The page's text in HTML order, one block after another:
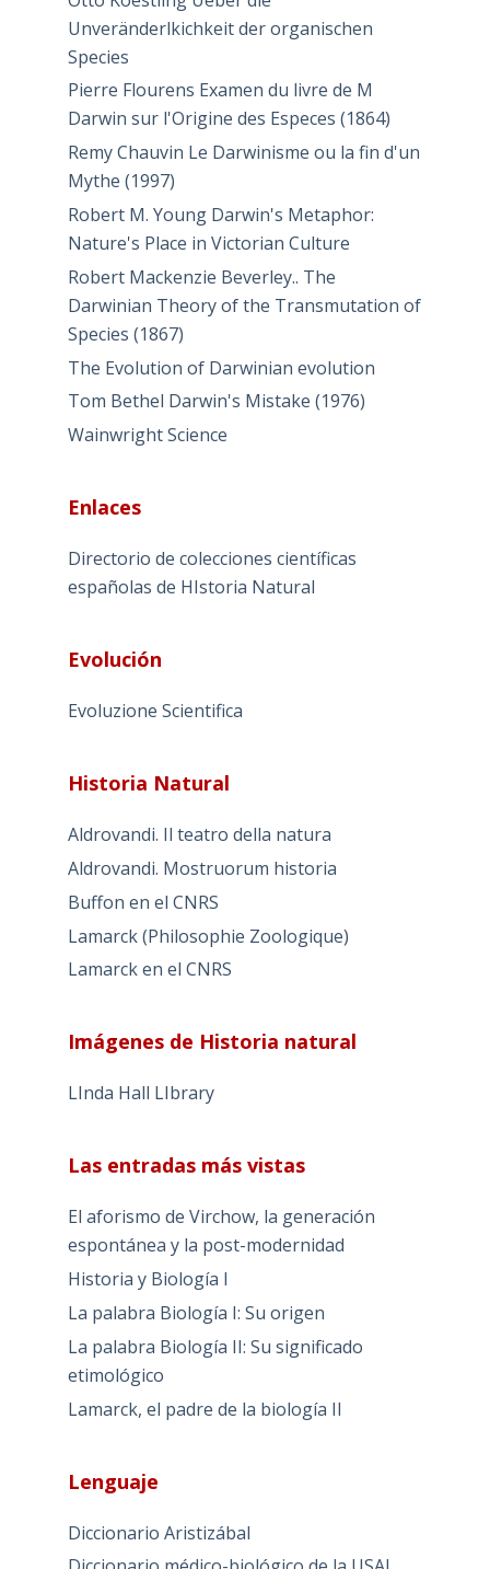
Unveränderlkichkeit der organischen
Species
Pierre Flourens Examen du livre de M
Darwin sur l'Origine des Especes (1864)
Remy Chauvin Le Darwinisme ou la fin d'un
Mythe (1997)
Robert M. Young Darwin's Metaphor:
Nature's Place in Victorian Culture
Robert Mackenzie Beverley.. The
Darwinian Theory of the Transmutation of
Species (1867)
The Evolution of Darwinian evolution
Tom Bethel Darwin's Mistake (1976)
Wainwright Science
Enlaces
Directorio de colecciones científicas
españolas de HIstoria Natural
Evolución
Evoluzione Scientifica
Historia Natural
Aldrovandi. Il teatro della natura
Aldrovandi. Mostruorum historia
Buffon en el CNRS
Lamarck (Philosophie Zoologique)
Lamarck en el CNRS
Imágenes de Historia natural
LInda Hall LIbrary
Las entradas más vistas
El aforismo de Virchow, la generación
espontánea y la post-modernidad
Historia y Biología I
La palabra Biología I: Su origen
La palabra Biología II: Su significado
etimológico
Lamarck, el padre de la biología II
Lenguaje
Diccionario Aristizábal